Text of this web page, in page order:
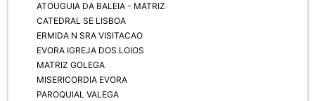
ATOUGUIA DA BALEIA - MATRIZ
CATEDRAL SE LISBOA
ERMIDA N SRA VISITACAO
EVORA IGREJA DOS LOIOS
MATRIZ GOLEGA
MISERICORDIA EVORA
PAROQUIAL VALEGA